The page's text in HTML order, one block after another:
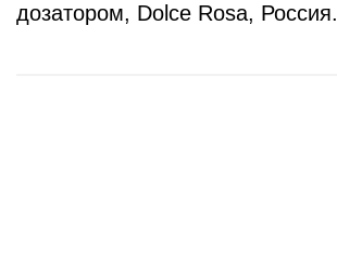
дозатором, Dolce Rosa, Россия.